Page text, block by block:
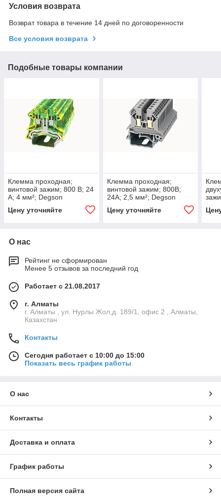
Условия возврата
Возврат товара в течение 14 дней по договоренности
Все условия возврата
Подобные товары компании
Клемма проходная;
винтовой зажим; 800 В; 24
А; 4 мм²; Degson
Цену уточняйте
Клемма проходная;
винтовой зажим; 800В;
24А; 2,5 мм²; Degson
Цену уточняйте
О нас
Рейтинг не сформирован
Менее 5 отзывов за последний год
Работает с 21.08.2017
г. Алматы
г. Алматы , ул. Нурлы Жол,д. 189/1, офис 2 , Алматы,
Казахстан
Контакты
Сегодня работает с 10:00 до 15:00
Показать весь график работы
О нас
Контакты
Доставка и оплата
График работы
Полная версия сайта